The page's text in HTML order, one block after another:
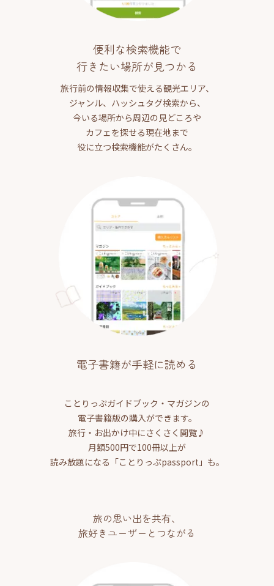
便利な検索機能で
行きたい場所が見つかる
旅行前の情報収集で使える観光エリア、
ジャンル、ハッシュタグ検索から、
今いる場所から周辺の見どころや
カフェを探せる現在地まで
役に立つ検索機能がたくさん。
電子書籍が手軽に読める
ことりっぷガイドブック・マガジンの
電子書籍版の購入ができます。
旅行・お出かけ中にさくさく閲覧♪
月額500円で100冊以上が
読み放題になる「ことりっぷpassport」も。
旅の思い出を共有、
旅好きユーザーとつながる